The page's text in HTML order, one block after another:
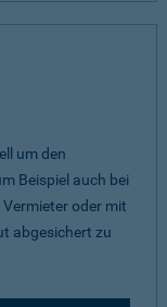
um den
Beispiel auch bei
oder mit
abgesichert zu